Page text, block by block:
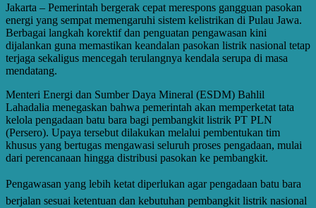
Jakarta – Pemerintah bergerak cepat merespons gangguan pasokan
energi yang sempat memengaruhi sistem kelistrikan di Pulau Jawa.
Berbagai langkah korektif dan penguatan pengawasan kini
dijalankan guna memastikan keandalan pasokan listrik nasional tetap
terjaga sekaligus mencegah terulangnya kendala serupa di masa
mendatang.
Menteri Energi dan Sumber Daya Mineral (ESDM) Bahlil
Lahadalia menegaskan bahwa pemerintah akan memperketat tata
kelola pengadaan batu bara bagi pembangkit listrik PT PLN
(Persero). Upaya tersebut dilakukan melalui pembentukan tim
khusus yang bertugas mengawasi seluruh proses pengadaan, mulai
dari perencanaan hingga distribusi pasokan ke pembangkit.
Pengawasan yang lebih ketat diperlukan agar pengadaan batu bara
berjalan sesuai ketentuan dan kebutuhan pembangkit listrik nasional